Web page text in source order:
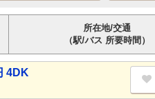
所在地/交通
（駅/バス 所要時間）
4DK